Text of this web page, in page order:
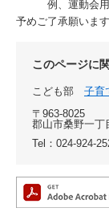
例、運動会用品
予めご了承願います
このページに
こども部 子育
〒963-8025
郡山市桑野一丁
Tel：024-924-